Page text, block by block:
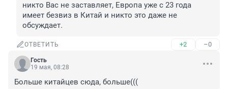
никто Вас не заставляет, Европа уже с 23 года
имеет безвиз в Китай и никто это даже не
обсуждает.
ОТВЕТИТЬ +2 –0
Гость
19 мая, 08:28
Больше китайцев сюда, больше(((